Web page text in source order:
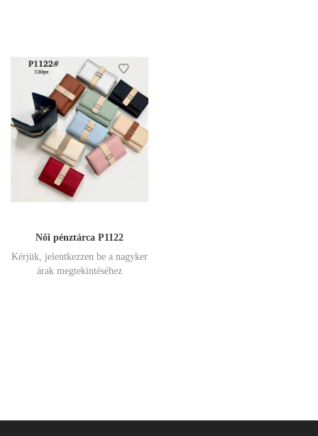
Női pénztárca P1122
Kérjük, jelentkezzen be a nagyker
árak megtekintéséhez